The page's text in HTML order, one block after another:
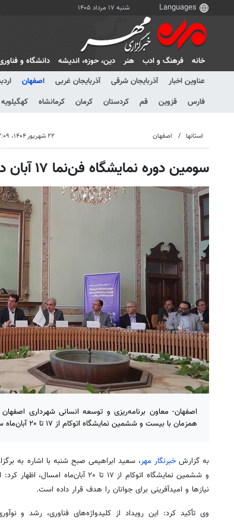
شنبه ۱۷ مرداد ۱۴۰۵
خانه فرهنگ و ادب هنر دين، حوزه، انديشه دانشگاه و
عناوین اخبار
آذربایجان شرقی آذربایجان غربی اصفهان
فارس
قزوین قم کردستان کرمان کرمانشاه
استانها اصفهان ۲۲ شهریور ۱۴۰۴، ۱۲:۰۹
سومین دوره نمایشگاه فن‌نما ۱۷ آبان در اصفهان گشایش می‌یابد
اصفهان- معاون برنامه‌ریزی و توسعه انسانی شهرداری
همزمان با بیست و ششمین نمایشگاه اتوکام از ۱۷ تا ۲۰ آبان‌ماه سال جاری خبر داد.
به گزارشخبرنگار مهر، سعید ابراهیمی صبح شنبه با اشاره به
و ششمین نمایشگاه اتوکام از ۱۷ تا ۲۰
نیازها و امیدآفرینی برای جوانان را هدف قرار داده است.
وی تأکید کرد: این رویداد از کلیدواژه‌های فناوری، رشد و